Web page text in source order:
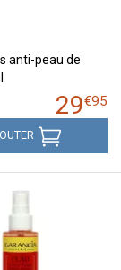
anti-peau de
29€95